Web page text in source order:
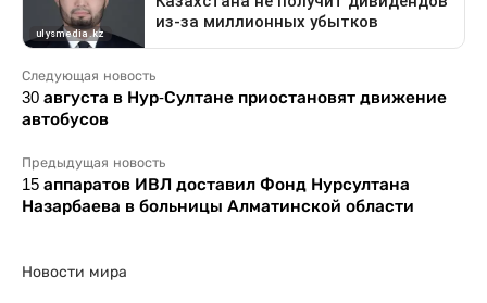
Следующая новость
30 августа в Нур-Султане приостановят движение
автобусов
Предыдущая новость
15 аппаратов ИВЛ доставил Фонд Нурсултана
Назарбаева в больницы Алматинской области
Новости мира